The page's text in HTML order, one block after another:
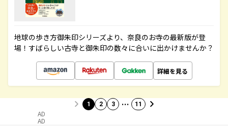
地球の歩き方御朱印シリーズより、奈良のお寺の最新版が登
場！すばらしい古寺と御朱印の数々に合いに出かけませんか？
詳細を見る
1 2 3 … 11
AD
AD